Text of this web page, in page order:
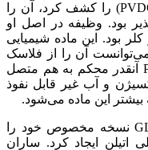
میدلند میشیگان، پلی وینیلیدن کلرید (PVDC) را کشف کرد، آن را
بود. وظیفه در اصل او
بود. این ماده شیمیایی
آن را از فلاسک
تقطیر خود پاک کند. مولکول‌های PVDC آنقدر محکم به هم متصل
و آب غیر قابل نفوذ
این ماده می‌شود.
در دهه ۱۹۶۰، شرکت استرالیایی GLAD نسخه مخصوص خود را
اتیلن ایجاد کرد. ساران